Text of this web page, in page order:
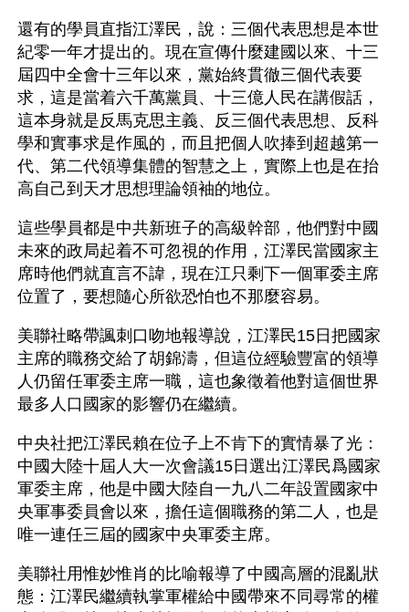
還有的學員直指江澤民，說：三個代表思想是本世
紀零一年才提出的。現在宣傳什麼建國以來、十三
屆四中全會十三年以來，黨始終貫徹三個代表要
求，這是當着六千萬黨員、十三億人民在講假話，
這本身就是反馬克思主義、反三個代表思想、反科
學和實事求是作風的，而且把個人吹捧到超越第一
代、第二代領導集體的智慧之上，實際上也是在抬
高自己到天才思想理論領袖的地位。
這些學員都是中共新班子的高級幹部，他們對中國
未來的政局起着不可忽視的作用，江澤民當國家主
席時他們就直言不諱，現在江只剩下一個軍委主席
位置了，要想隨心所欲恐怕也不那麼容易。
美聯社略帶諷刺口吻地報導說，江澤民15日把國家
主席的職務交給了胡錦濤，但這位經驗豐富的領導
人仍留任軍委主席一職，這也象徵着他對這個世界
最多人口國家的影響仍在繼續。
中央社把江澤民賴在位子上不肯下的實情暴了光：
中國大陸十屆人大一次會議15日選出江澤民爲國家
軍委主席，他是中國大陸自一九八二年設置國家中
央軍事委員會以來，擔任這個職務的第二人，也是
唯一連任三屆的國家中央軍委主席。
美聯社用惟妙惟肖的比喻報導了中國高層的混亂狀
態：江澤民繼續執掌軍權給中國帶來不同尋常的權